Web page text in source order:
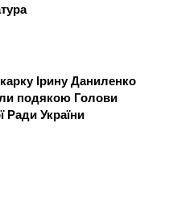
Ірину Даниленко
подякою Голови
Ради України